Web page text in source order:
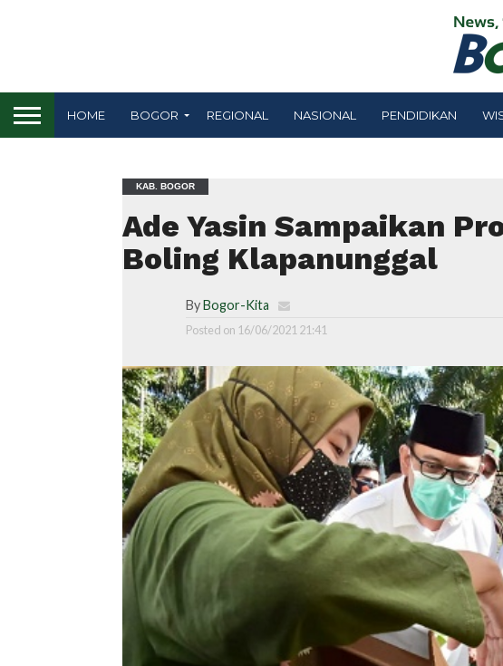
HOME BOGOR REGIONAL NASIONAL PENDIDIKAN
KAB. BOGOR
Ade Yasin Sampaikan
Boling Klapanunggal
ByBogor-Kita
Posted on 16/06/2021 21:41